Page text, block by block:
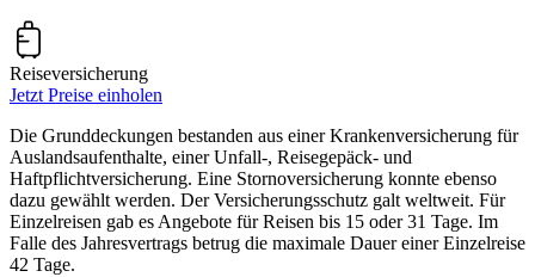
Reiseversicherung
Jetzt Preise einholen
Die Grunddeckungen bestanden aus einer Krankenversicherung für
Auslandsaufenthalte, einer Unfall-, Reisegepäck- und
Haftpflichtversicherung. Eine Stornoversicherung konnte ebenso
dazu gewählt werden. Der Versicherungsschutz galt weltweit. Für
Einzelreisen gab es Angebote für Reisen bis 15 oder 31 Tage. Im
Falle des Jahresvertrags betrug die maximale Dauer einer Einzelreise
42 Tage.